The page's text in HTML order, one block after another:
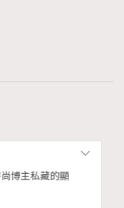
7
清潔手袋小技